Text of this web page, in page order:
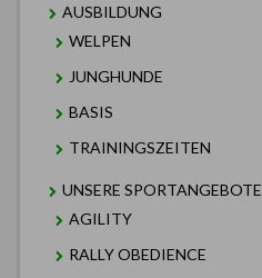
AUSBILDUNG
WELPEN
JUNGHUNDE
BASIS
TRAININGSZEITEN
UNSERE SPORTANGEBOTE
AGILITY
RALLY OBEDIENCE